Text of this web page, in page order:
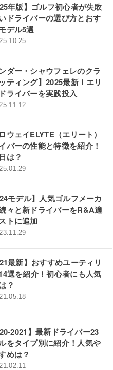
年版】ゴルフ初心者が失敗
ドライバーの選び方とおす
デル5選
ンダー・シャウフェレのクラ
ティング】2025最新！エリ
ライバーを実践投入
ウェイELYTE（エリート）
バーの性能と特徴を紹介！
は？
モデル】人気ゴルフメーカ
々と新ドライバーをR&A適
トに追加
最新】おすすめユーティリ
選を紹介！初心者にも人気
？
2021】最新ドライバー23
をタイプ別に紹介！人気や
めは？